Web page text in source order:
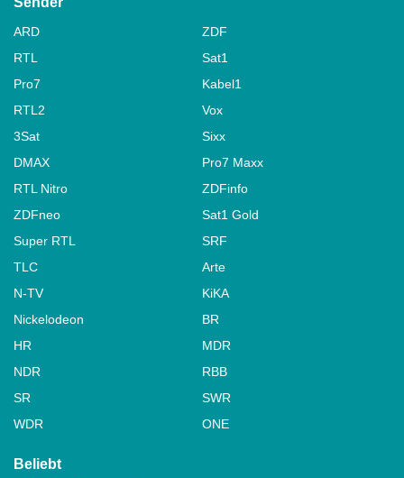
ARD
ZDF
RTL
Sat1
Pro7
Kabel1
RTL2
Vox
3Sat
Sixx
DMAX
Pro7 Maxx
RTL Nitro
ZDFinfo
ZDFneo
Sat1 Gold
Super RTL
SRF
TLC
Arte
N-TV
KiKA
Nickelodeon
BR
HR
MDR
NDR
RBB
SR
SWR
WDR
ONE
Beliebt